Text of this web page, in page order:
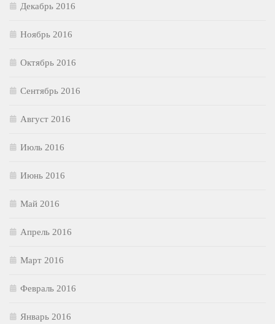
Декабрь 2016
Ноябрь 2016
Октябрь 2016
Сентябрь 2016
Август 2016
Июль 2016
Июнь 2016
Май 2016
Апрель 2016
Март 2016
Февраль 2016
Январь 2016